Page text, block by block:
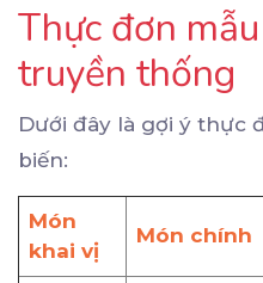
Thực đơn
truyền thống
Dưới đây là gợi ý thực
biến:
Món
khai vị
Món chính